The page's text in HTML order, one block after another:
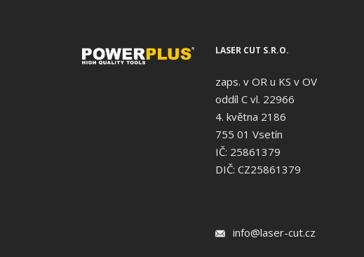
LASER CUT S.R.O.
zaps. v OR u KS v OV
oddíl C vl. 22966
4. května 2186
755 01 Vsetín
IČ: 25861379
DIČ: CZ25861379
info@laser-cut.cz